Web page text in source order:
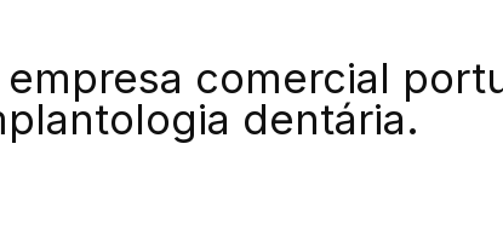
comercial
dentária.